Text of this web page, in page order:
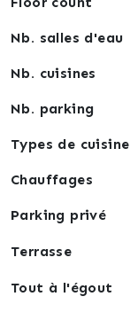
Nb. salles d'eau
Nb. cuisines
Nb. parking
Types de cuisine
Chauffages
Parking privé
Terrasse
Tout à l'égout